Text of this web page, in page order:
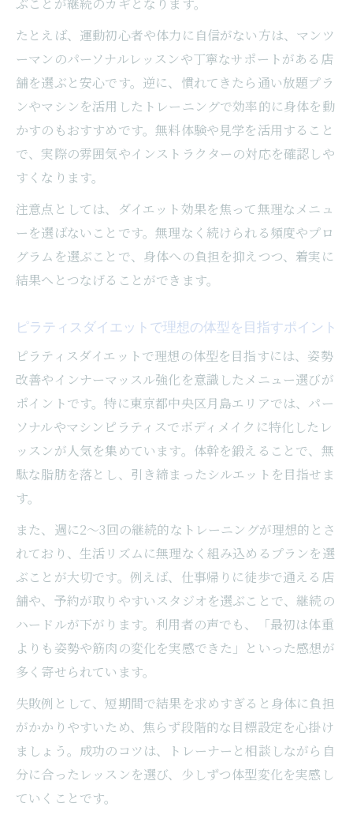
ぶことが継続のカギとなります。
たとえば、運動初心者や体力に自信がない方は、マンツ
ーマンのパーソナルレッスンや丁寧なサポートがある店
舗を選ぶと安心です。逆に、慣れてきたら通い放題プラ
ンやマシンを活用したトレーニングで効率的に身体を動
かすのもおすすめです。無料体験や見学を活用すること
で、実際の雰囲気やインストラクターの対応を確認しや
すくなります。
注意点としては、ダイエット効果を焦って無理なメニュ
ーを選ばないことです。無理なく続けられる頻度やプロ
グラムを選ぶことで、身体への負担を抑えつつ、着実に
結果へとつなげることができます。
ピラティスダイエットで理想の体型を目指すポイント
ピラティスダイエットで理想の体型を目指すには、姿勢
改善やインナーマッスル強化を意識したメニュー選びが
ポイントです。特に東京都中央区月島エリアでは、パー
ソナルやマシンピラティスでボディメイクに特化したレ
ッスンが人気を集めています。体幹を鍛えることで、無
駄な脂肪を落とし、引き締まったシルエットを目指せま
す。
また、週に2〜3回の継続的なトレーニングが理想的とさ
れており、生活リズムに無理なく組み込めるプランを選
ぶことが大切です。例えば、仕事帰りに徒歩で通える店
舗や、予約が取りやすいスタジオを選ぶことで、継続の
ハードルが下がります。利用者の声でも、「最初は体重
よりも姿勢や筋肉の変化を実感できた」といった感想が
多く寄せられています。
失敗例として、短期間で結果を求めすぎると身体に負担
がかかりやすいため、焦らず段階的な目標設定を心掛け
ましょう。成功のコツは、トレーナーと相談しながら自
分に合ったレッスンを選び、少しずつ体型変化を実感し
ていくことです。